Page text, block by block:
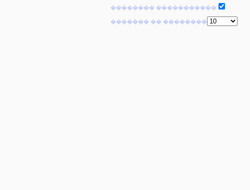
�������� �����������
������� �� ��������